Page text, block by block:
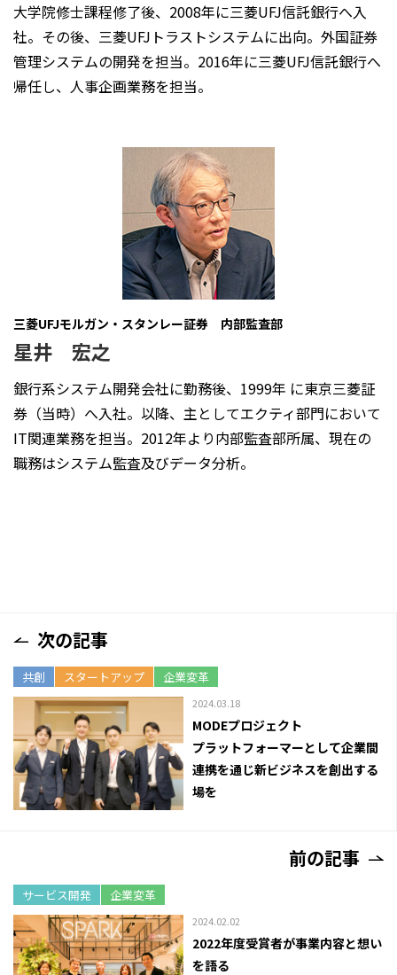
大学院修士課程修了後、2008年に三菱UFJ信託銀行へ入
社。その後、三菱UFJトラストシステムに出向。外国証券
管理システムの開発を担当。2016年に三菱UFJ信託銀行へ
帰任し、人事企画業務を担当。
三菱UFJモルガン・スタンレー証券 内部監査部
星井 宏之
銀行系システム開発会社に勤務後、1999年 に東京三菱証
券（当時）へ入社。以降、主としてエクティ部門において
IT関連業務を担当。2012年より内部監査部所属、現在の
職務はシステム監査及びデータ分析。
次の記事
共創 スタートアップ 企業変革
2024.03.18
MODEプロジェクト
プラットフォーマーとして企業間
連携を通じ新ビジネスを創出する
場を
前の記事
サービス開発 企業変革
2024.02.02
2022年度受賞者が事業内容と想い
を語る